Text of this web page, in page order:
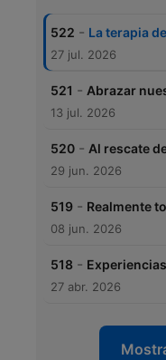
522 - La terapia
27 jul. 2026
521 - Abrazar
13 jul. 2026
520 - Al rescate
29 jun. 2026
519 - Realmente
08 jun. 2026
518 -
27 abr. 2026